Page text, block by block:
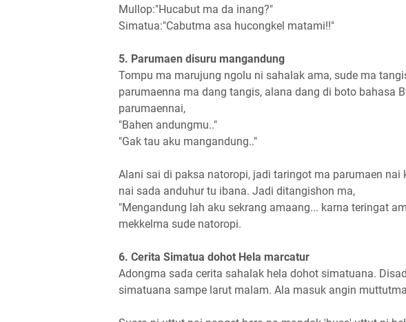
Mullop:"Hucabut ma da inang?"
Simatua:"Cabutma asa hucongkel matami!!"
5. Parumaen disuru mangandung
Tompu ma marujung ngolu ni sahalak ama, sude ma
parumaenna ma dang tangis, alana dang di boto bahasa
parumaennai,
"Bahen andungmu.."
"Gak tau aku mangandung.."
Alani sai di paksa natoropi, jadi taringot ma parumaen nai
nai sada anduhur tu ibana. Jadi ditangishon ma,
"Mengandung lah aku sekrang amaang... karna teringat
mekkelma sude natoropi.
6. Cerita Simatua dohot Hela marcatur
Adongma sada cerita sahalak hela dohot simatuana.
simatuana sampe larut malam. Ala masuk angin